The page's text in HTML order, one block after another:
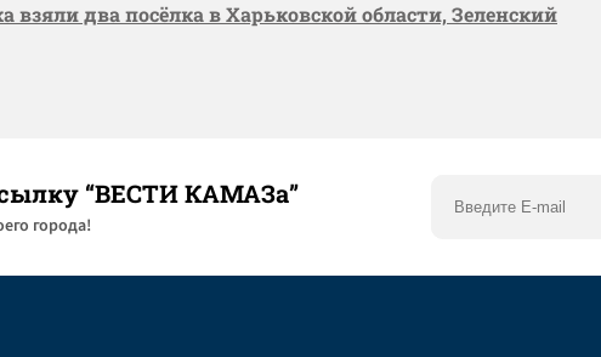
взяли два посёлка в Харьковской области, Зеленский
“ВЕСТИ КАМАЗа”
города!